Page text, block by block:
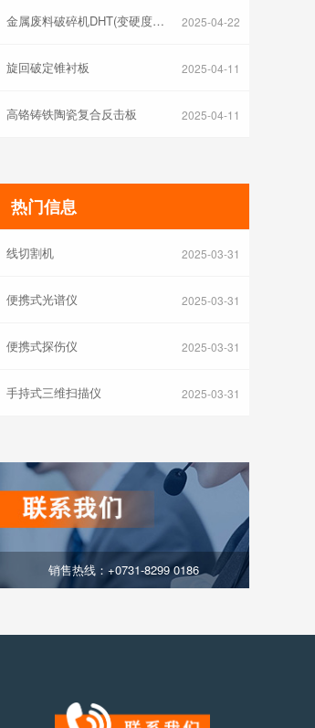
2025-04-22
金属废料破碎机DHT(变硬度合金钢)锤头
2025-04-11
旋回破定锥衬板
2025-04-11
高铬铸铁陶瓷复合反击板
热门信息
洛氏硬度计
2025-03-31
线切割机
2025-03-31
便携式光谱仪
2025-03-31
便携式探伤仪
2025-03-31
手持式三维扫描仪
销售热线：+0731-8299 0186